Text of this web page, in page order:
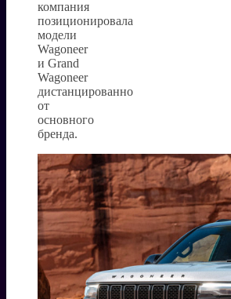
компания
позиционировала
модели
Wagoneer
и Grand
Wagoneer
дистанцированно
от
основного
бренда.